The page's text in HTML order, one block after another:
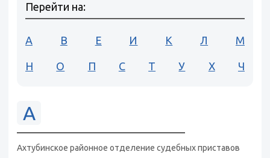
Перейти на:
А В Е И К Л М
Н О П С Т У Х Ч
А
Ахтубинское районное отделение судебных приставов